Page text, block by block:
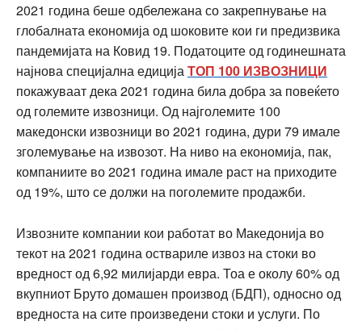
2021 година беше одбележана со закрепнување на
глобалната економија од шоковите кои ги предизвика
пандемијата на Ковид 19. Податоците од годинешната
најнова специјална едицијаТОП 100 ИЗВОЗНИЦИ
покажуваат дека 2021 година била добра за повеќето
од големите извозници. Од најголемите 100
македонски извозници во 2021 година, дури 79 имале
зголемување на извозот. На ниво на економија, пак,
компаниите во 2021 година имале раст на приходите
од 19%, што се должи на поголемите продажби.
Извозните компании кои работат во Македонија во
текот на 2021 година оствариле извоз на стоки во
вредност од 6,92 милијарди евра. Тоа е околу 60% од
вкупниот Бруто домашен производ (БДП), односно од
вредноста на сите произведени стоки и услуги. По